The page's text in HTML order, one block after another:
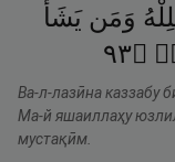
وَمَن يَشَأْ
۝٣٩
Ва-л-лазӣна каззабу
Ма-й яшаиллаҳу
мустақӣм.